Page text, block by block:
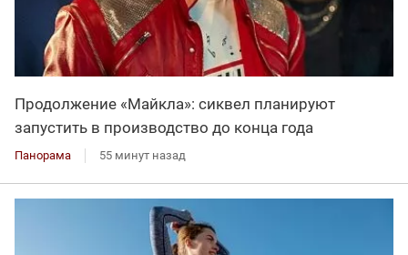
Продолжение «Майкла»: сиквел планируют
запустить в производство до конца года
Панорама 55 минут назад